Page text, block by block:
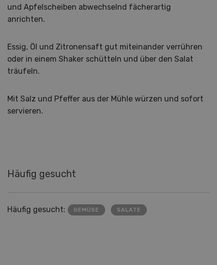
und Apfelscheiben abwechselnd fächerartig
anrichten.
Essig, Öl und Zitronensaft gut miteinander verrühren
oder in einem Shaker schütteln und über den Salat
träufeln.
Mit Salz und Pfeffer aus der Mühle würzen und sofort
servieren.
Häufig gesucht
Häufig gesucht: GEMÜSE SALATE